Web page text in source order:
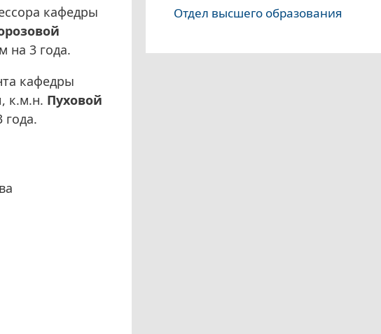
кафедры
на 3 года.
кафедры
к.м.н. Пуховой
года.
Отдел высшего образования